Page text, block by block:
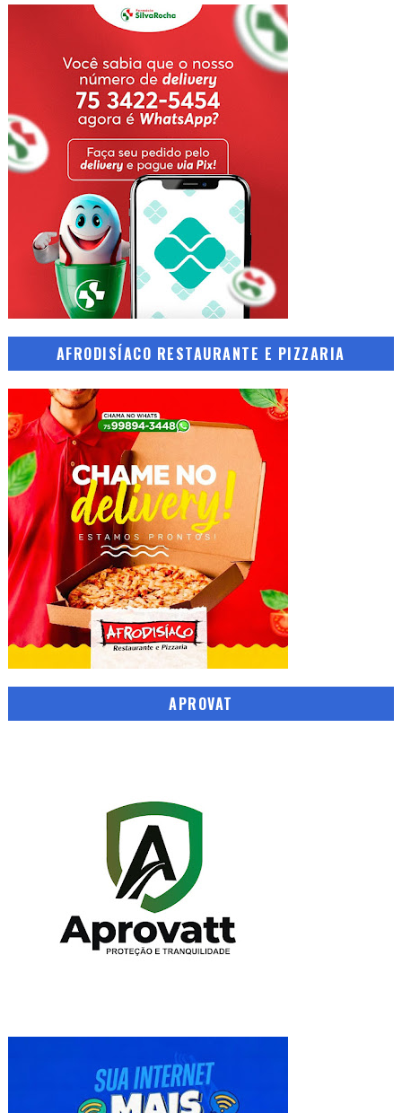
AFRODISÍACO RESTAURANTE E PIZZARIA
APROVAT